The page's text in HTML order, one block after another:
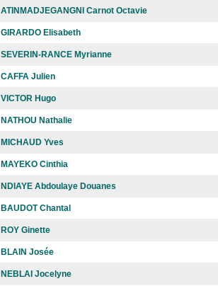
ATINMADJEGANGNI Carnot Octavie
GIRARDO Elisabeth
SEVERIN-RANCE Myrianne
CAFFA Julien
VICTOR Hugo
NATHOU Nathalie
MICHAUD Yves
MAYEKO Cinthia
NDIAYE Abdoulaye Douanes
BAUDOT Chantal
ROY Ginette
BLAIN Josée
NEBLAI Jocelyne